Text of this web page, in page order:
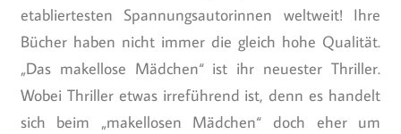
etabliertesten Spannungsautorinnen weltweit! Ihre
Bücher haben nicht immer die gleich hohe Qualität.
„Das makellose Mädchen“ ist ihr neuester Thriller.
Wobei Thriller etwas irreführend ist, denn es handelt
sich beim „makellosen Mädchen“ doch eher um